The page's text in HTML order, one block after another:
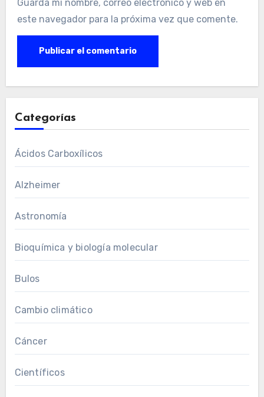
Guarda mi nombre, correo electrónico y web en
este navegador para la próxima vez que comente.
Categorías
Ácidos Carboxílicos
Alzheimer
Astronomía
Bioquímica y biología molecular
Bulos
Cambio climático
Cáncer
Científicos